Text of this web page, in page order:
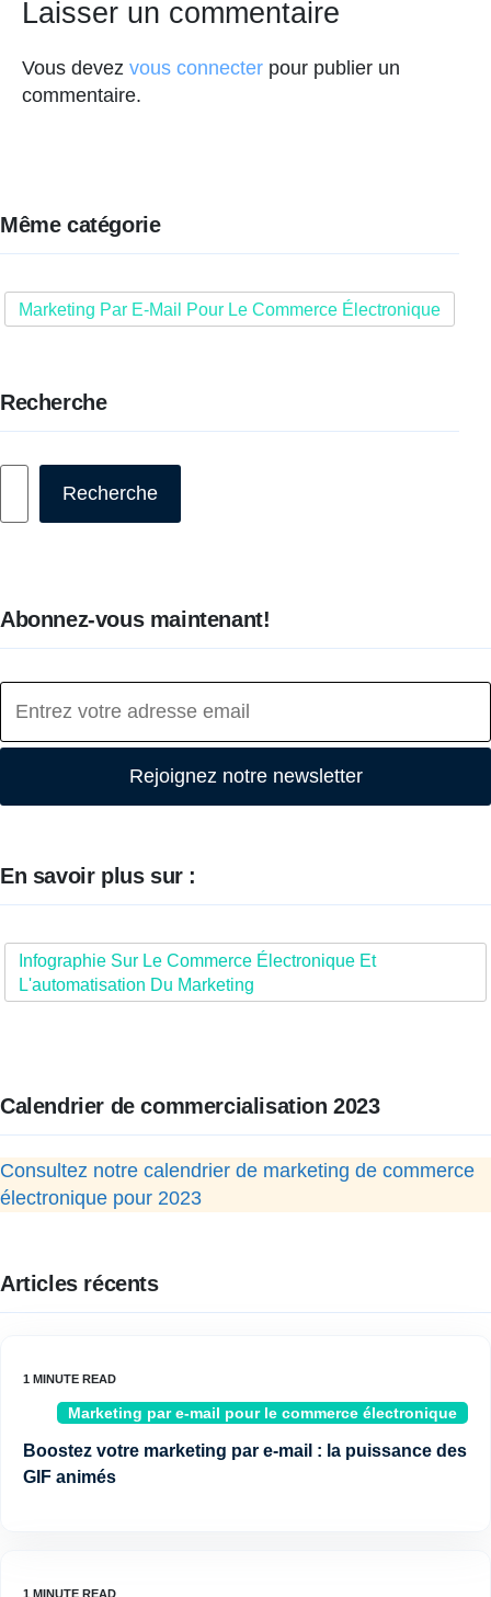
Laisser un commentaire
Vous devez vous connecter pour publier un
commentaire.
Même catégorie
Marketing Par E-Mail Pour Le Commerce Électronique
Recherche
Recherche
Abonnez-vous maintenant!
Rejoignez notre newsletter
En savoir plus sur :
Infographie Sur Le Commerce Électronique Et
L'automatisation Du Marketing
Calendrier de commercialisation 2023
Consultez notre calendrier de marketing de commerce
électronique pour 2023
Articles récents
Marketing par e-mail pour le commerce électronique
Boostez votre marketing par e-mail : la puissance des
GIF animés